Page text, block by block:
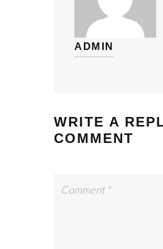
ADMIN
WRITE A
COMMENT